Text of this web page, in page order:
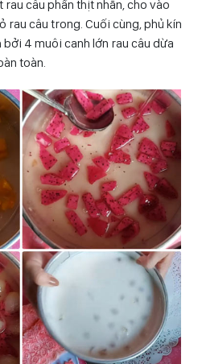
rau câu phần thịt nhãn, cho vào
rau câu trong. Cuối cùng, phủ kín
4 muôi canh lớn rau câu dừa
toàn.